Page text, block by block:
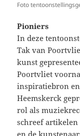
Foto
Pioniers
In deze
Tak van
kunst
Poortvliet
inspiratiebron
Heemskerck
rol als
schreef